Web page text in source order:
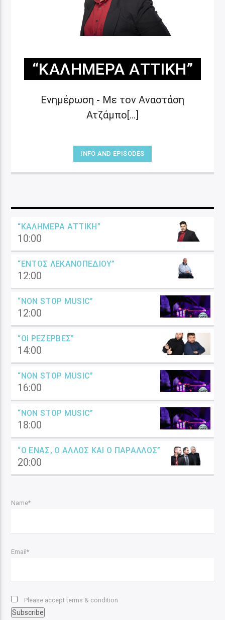
“ΚΑΛΗΜΈΡΑ ΑΤΤΙΚΉ”
Ενημέρωση - Με τον Αναστάση
Ατζάμπο[...]
INFO AND EPISODES
“ΚΑΛΗΜΈΡΑ ΑΤΤΙΚΉ”
10:00
“ΕΝΤΌΣ ΛΕΚΑΝΟΠΕΔΊΟΥ”
12:00
“NON STOP MUSIC”
12:00
“ΟΙ ΡΕΖΈΡΒΕΣ”
14:00
“NON STOP MUSIC”
16:00
“NON STOP MUSIC”
18:00
“Ο ΈΝΑΣ, Ο ΆΛΛΟΣ ΚΑΙ Ο ΠΑΡΆΛΛΟΣ”
20:00
Name*
Email*
Please accept terms & condition